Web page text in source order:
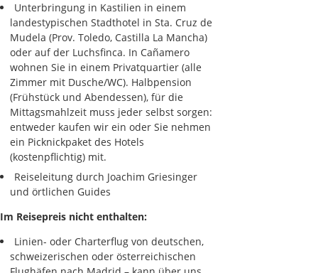
Unterbringung in Kastilien in einem
landestypischen Stadthotel in Sta. Cruz de
Mudela (Prov. Toledo, Castilla La Mancha)
oder auf der Luchsfinca. In Cañamero
wohnen Sie in einem Privatquartier (alle
Zimmer mit Dusche/WC). Halbpension
(Frühstück und Abendessen), für die
Mittagsmahlzeit muss jeder selbst sorgen:
entweder kaufen wir ein oder Sie nehmen
ein Picknickpaket des Hotels
(kostenpflichtig) mit.
Reiseleitung durch Joachim Griesinger
und örtlichen Guides
Im Reisepreis nicht enthalten:
Linien- oder Charterflug von deutschen,
schweizerischen oder österreichischen